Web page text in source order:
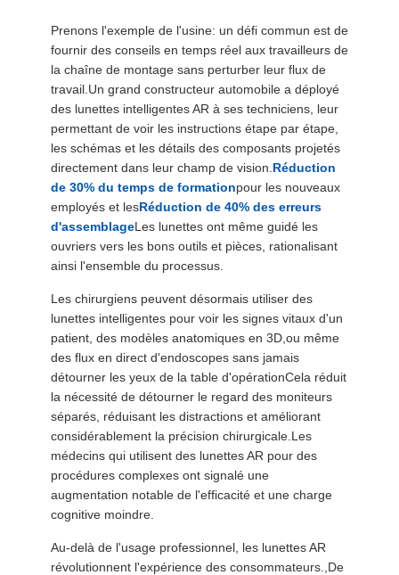
POLITIQUE
CONFIDENTIALITÉ
Prenons l'exemple de l'usine: un défi commun est de
fournir des conseils en temps réel aux travailleurs de
la chaîne de montage sans perturber leur flux de
travail.Un grand constructeur automobile a déployé
des lunettes intelligentes AR à ses techniciens, leur
permettant de voir les instructions étape par étape,
les schémas et les détails des composants projetés
directement dans leur champ de vision. Réduction
de 30% du temps de formationpour les nouveaux
employés et lesRéduction de 40% des erreurs
d'assemblageLes lunettes ont même guidé les
ouvriers vers les bons outils et pièces, rationalisant
ainsi l'ensemble du processus.
Les chirurgiens peuvent désormais utiliser des
lunettes intelligentes pour voir les signes vitaux d'un
patient, des modèles anatomiques en 3D,ou même
des flux en direct d'endoscopes sans jamais
détourner les yeux de la table d'opérationCela réduit
la nécessité de détourner le regard des moniteurs
séparés, réduisant les distractions et améliorant
considérablement la précision chirurgicale.Les
médecins qui utilisent des lunettes AR pour des
procédures complexes ont signalé une
augmentation notable de l'efficacité et une charge
cognitive moindre.
Au-delà de l'usage professionnel, les lunettes AR
révolutionnent l'expérience des consommateurs.,De